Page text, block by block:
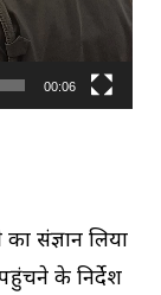
00:06
संज्ञान लिया
के निर्देश